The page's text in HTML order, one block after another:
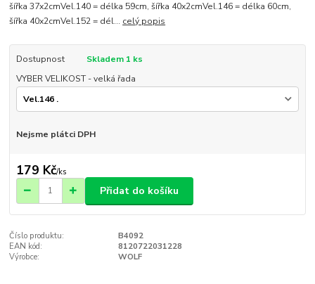
šířka 37x2cmVel.140 = délka 59cm, šířka 40x2cmVel.146 = délka 60cm,
šířka 40x2cmVel.152 = dél... celý popis
Dostupnost
Skladem 1 ks
VYBER VELIKOST - velká řada
Nejsme plátci DPH
179 Kč/ks
Přidat do košíku
Číslo produktu:
B4092
EAN kód:
8120722031228
Výrobce:
WOLF